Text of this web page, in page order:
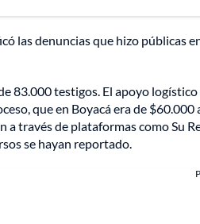
las denuncias que hizo públicas
83.000 testigos. El apoyo
que en Boyacá era de
a través de plataformas como Su
se hayan reportado.